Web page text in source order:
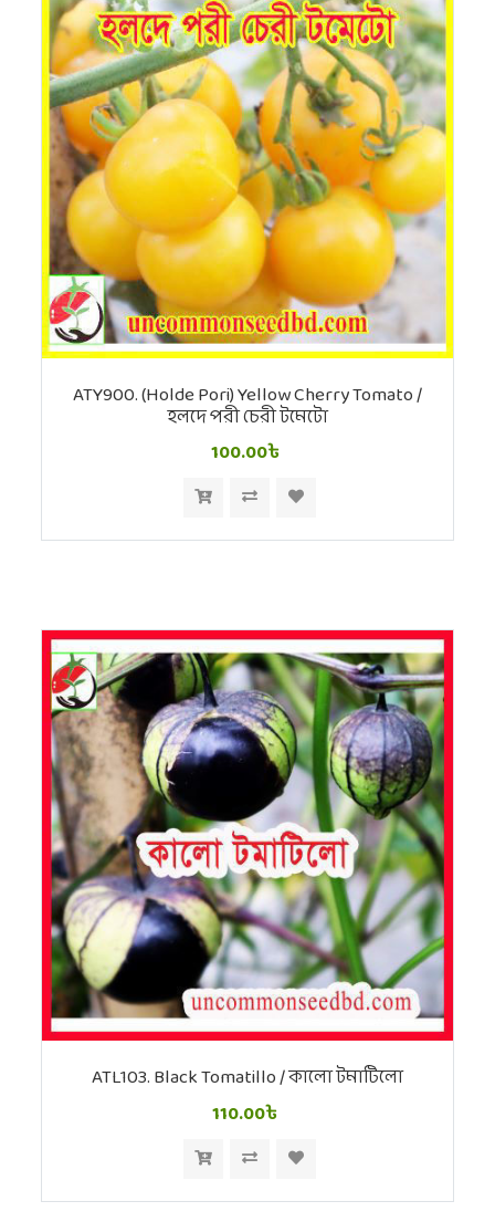
ATY900. (Holde Pori) Yellow Cherry Tomato /
হলদে পরী চেরী টমেটো
100.00৳
ATL103. Black Tomatillo / কালো টমাটিলো
110.00৳